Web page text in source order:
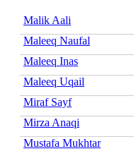
Malik Aali
Maleeq Naufal
Maleeq Inas
Maleeq Uqail
Miraf Sayf
Mirza Anaqi
Mustafa Mukhtar